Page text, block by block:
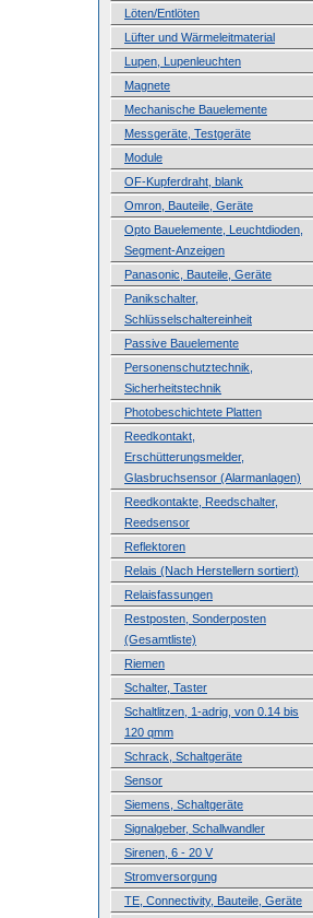
Löten/Entlöten
Lüfter und Wärmeleitmaterial
Lupen, Lupenleuchten
Magnete
Mechanische Bauelemente
Messgeräte, Testgeräte
Module
OF-Kupferdraht, blank
Omron, Bauteile, Geräte
Opto Bauelemente, Leuchtdioden,
Segment-Anzeigen
Panasonic, Bauteile, Geräte
Panikschalter,
Schlüsselschaltereinheit
Passive Bauelemente
Personenschutztechnik,
Sicherheitstechnik
Photobeschichtete Platten
Reedkontakt,
Erschütterungsmelder,
Glasbruchsensor (Alarmanlagen)
Reedkontakte, Reedschalter,
Reedsensor
Reflektoren
Relais (Nach Herstellern sortiert)
Relaisfassungen
Restposten, Sonderposten
(Gesamtliste)
Riemen
Schalter, Taster
Schaltlitzen, 1-adrig, von 0.14 bis
120 qmm
Schrack, Schaltgeräte
Sensor
Siemens, Schaltgeräte
Signalgeber, Schallwandler
Sirenen, 6 - 20 V
Stromversorgung
TE, Connectivity, Bauteile, Geräte